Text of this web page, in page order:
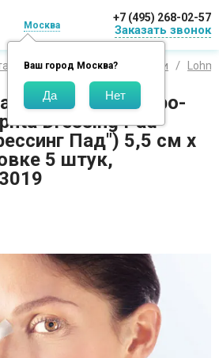
Москва
Ваш город Москва?
+7 (495) 268-02-57
Заказать звонок
Салфетки и повязки
"Pro-Ophta" ("Про-
Dressing Pad"
Пад") 5,5 см х
5 штук,